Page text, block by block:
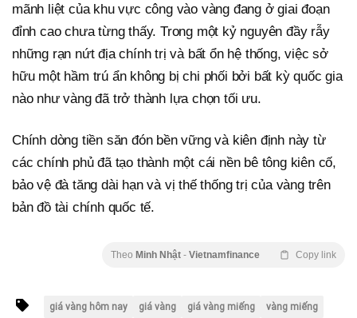
mãnh liệt của khu vực công vào vàng đang ở giai đoạn
đỉnh cao chưa từng thấy. Trong một kỷ nguyên đầy rẫy
những rạn nứt địa chính trị và bất ổn hệ thống, việc sở
hữu một hầm trú ẩn không bị chi phối bởi bất kỳ quốc gia
nào như vàng đã trở thành lựa chọn tối ưu.
Chính dòng tiền săn đón bền vững và kiên định này từ
các chính phủ đã tạo thành một cái nền bê tông kiên cố,
bảo vệ đà tăng dài hạn và vị thế thống trị của vàng trên
bản đồ tài chính quốc tế.
Theo Minh Nhật - Vietnamfinance Copy link
giá vàng hôm nay giá vàng giá vàng miếng
vàng miếng